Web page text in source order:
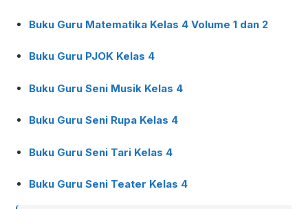
Buku Guru Matematika Kelas 4 Volume 1 dan 2
Buku Guru PJOK Kelas 4
Buku Guru Seni Musik Kelas 4
Buku Guru Seni Rupa Kelas 4
Buku Guru Seni Tari Kelas 4
Buku Guru Seni Teater Kelas 4